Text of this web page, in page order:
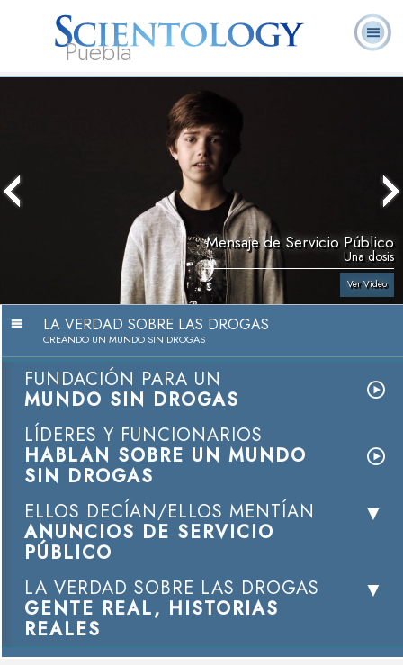
Puebla
Voluntarios
Mensaje de Servicio Público
Una dosis
Ver Video
LA VERDAD SOBRE LAS DROGAS
CREANDO UN MUNDO SIN DROGAS
FUNDACIÓN PARA UN
MUNDO SIN DROGAS
LÍDERES Y FUNCIONARIOS
HABLAN SOBRE UN MUNDO
SIN DROGAS
ELLOS DECÍAN/ELLOS MENTÍAN
ANUNCIOS DE SERVICIO
PÚBLICO
LA VERDAD SOBRE LAS DROGAS
GENTE REAL, HISTORIAS
REALES